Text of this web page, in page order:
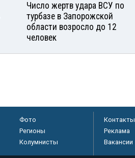
Число жертв удара ВСУ по
турбазе в Запорожской
области возросло до 12
человек
Фото
Регионы
Колумнисты
Контакты
Реклама
Вакансии